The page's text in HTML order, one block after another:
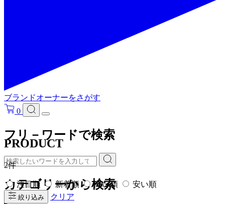
ブランドオーナーをさがす
0
フリ－ワードで検索
カテゴリーから検索
PRODUCT
2件
注目順 新着順 高い順 安い順
絞り込み クリア